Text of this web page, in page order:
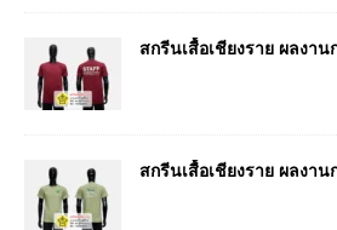
สกรีนเสื้อเชียงราย ผลงาน
สกรีนเสื้อเชียงราย ผลงา